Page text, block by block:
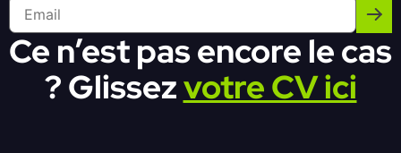
Ce n’est pas encore le cas
? Glissezvotre CV ici